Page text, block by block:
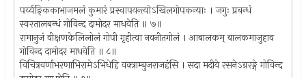
पर्य्यङ्किकाभाजमलं कुमारं प्रस्वापयन्त्योऽखिलगोपकन्याः । जगुः प्रबन्धं
स्वरतालबन्धं गोविन्द दामोदर माधवेति ॥ ७॥
रामानुजं वीक्षणकेलिलोलं गोपी गृहीत्वा नवनीतगोलं । आबालकम् बालकमाजुहाव
गोविन्द दामोदर माधवेति ॥ ८॥
विचित्रवर्णाभरणाभिरामेऽभिधेहि वक्त्राम्बुजराजहंसि । सदा मदीये रसनेऽग्ररङ्गे गोविन्द